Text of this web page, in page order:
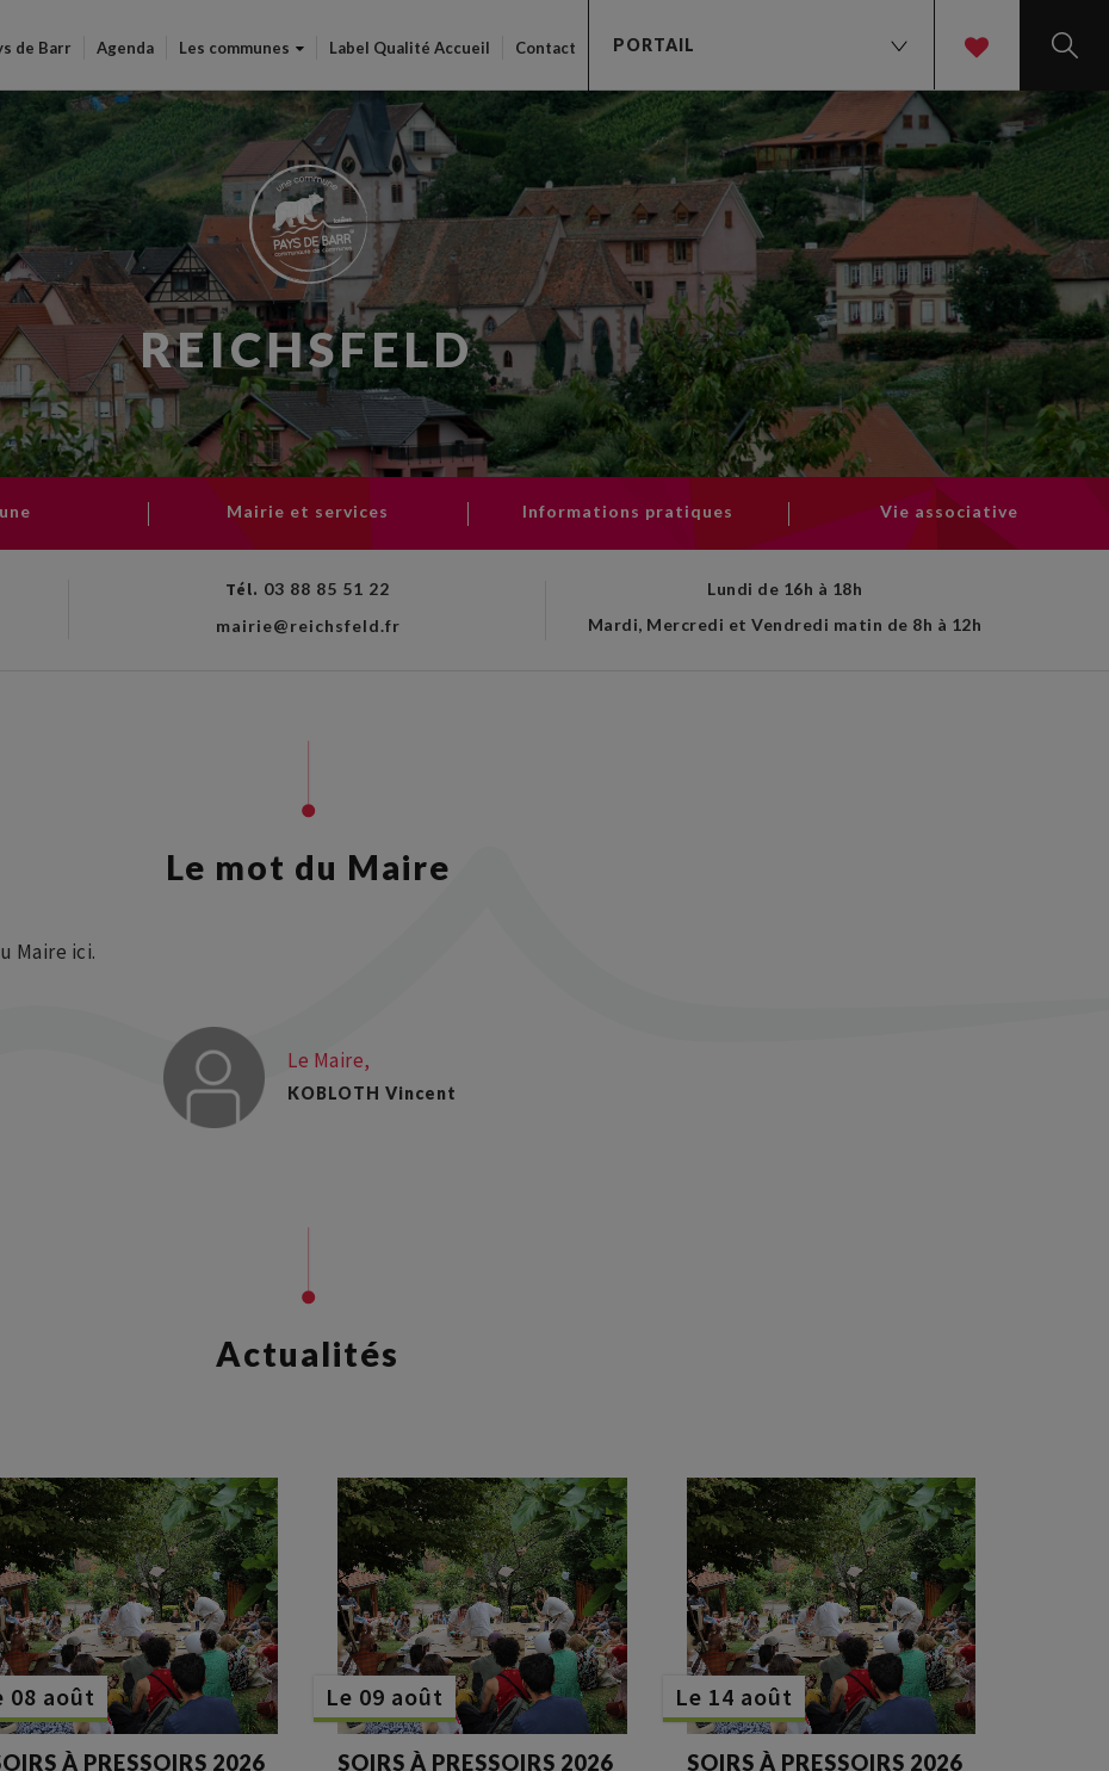
principal
de Barr Agenda Les communes Label Qualité Accueil Contact PORTAIL
REICHSFELD
Mairie et services Informations pratiques Vie associative
Tél. 03 88 85 51 22
mairie@reichsfeld.fr
Lundi de 16h à 18h
Mardi, Mercredi et Vendredi matin de 8h à 12h
Le mot du Maire
Maire ici.
Le Maire,
KOBLOTH Vincent
Actualités
08 août
À PRESSOIRS 2026
Le 09 août
SOIRS À PRESSOIRS 2026
Le 14 août
SOIRS À PRESSOIRS 2026